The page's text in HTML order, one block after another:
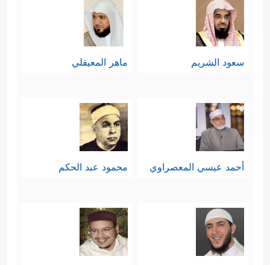
سعود الشريم ماهر المعيقلي
أحمد عيسي المعصراوي محمود عبد الحكم